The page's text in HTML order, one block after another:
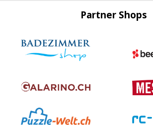
Partner Shops